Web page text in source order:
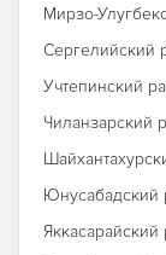
Мирзо-
Сергелийский
Учтепинский
Чиланзарский
Юнусабадский
Яккасарайский